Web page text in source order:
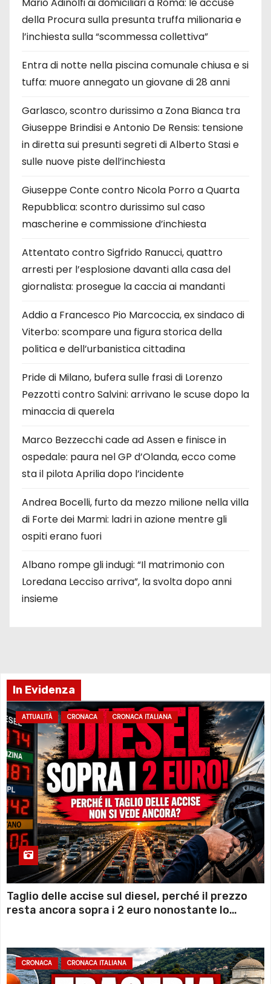
della Procura sulla presunta truffa milionaria e
l’inchiesta sulla “scommessa collettiva”
Entra di notte nella piscina comunale chiusa e si
tuffa: muore annegato un giovane di 28 anni
Garlasco, scontro durissimo a Zona Bianca tra
Giuseppe Brindisi e Antonio De Rensis: tensione
in diretta sui presunti segreti di Alberto Stasi e
sulle nuove piste dell’inchiesta
Giuseppe Conte contro Nicola Porro a Quarta
Repubblica: scontro durissimo sul caso
mascherine e commissione d’inchiesta
Attentato contro Sigfrido Ranucci, quattro
arresti per l’esplosione davanti alla casa del
giornalista: prosegue la caccia ai mandanti
Addio a Francesco Pio Marcoccia, ex sindaco di
Viterbo: scompare una figura storica della
politica e dell’urbanistica cittadina
Pride di Milano, bufera sulle frasi di Lorenzo
Pezzotti contro Salvini: arrivano le scuse dopo la
minaccia di querela
Marco Bezzecchi cade ad Assen e finisce in
ospedale: paura nel GP d’Olanda, ecco come
sta il pilota Aprilia dopo l’incidente
Andrea Bocelli, furto da mezzo milione nella villa
di Forte dei Marmi: ladri in azione mentre gli
ospiti erano fuori
Albano rompe gli indugi: “Il matrimonio con
Loredana Lecciso arriva”, la svolta dopo anni
insieme
In Evidenza
ATTUALITÀ CRONACA CRONACA ITALIANA
Taglio delle accise sul diesel, perché il prezzo
resta ancora sopra i 2 euro nonostante lo
CRONACA CRONACA ITALIANA